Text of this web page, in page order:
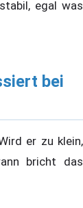
egal was
bei
er zu klein,
bricht das